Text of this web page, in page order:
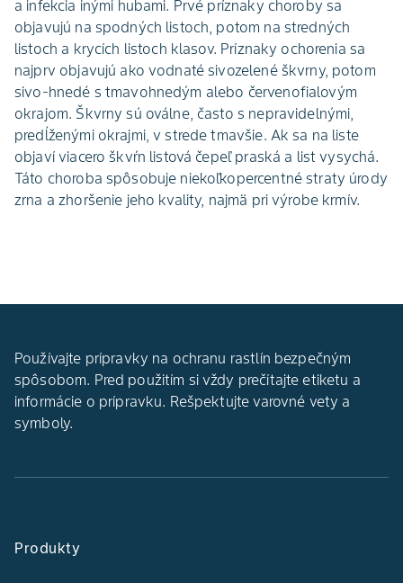
a infekcia inými hubami. Prvé príznaky choroby sa
objavujú na spodných listoch, potom na stredných
listoch a krycích listoch klasov. Príznaky ochorenia sa
najprv objavujú ako vodnaté sivozelené škvrny, potom
sivo-hnedé s tmavohnedým alebo červenofialovým
okrajom. Škvrny sú oválne, často s nepravidelnými,
predĺženými okrajmi, v strede tmavšie. Ak sa na liste
objaví viacero škvŕn listová čepeľ praská a list vysychá.
Táto choroba spôsobuje niekoľkopercentné straty úrody
zrna a zhoršenie jeho kvality, najmä pri výrobe krmív.
Používajte prípravky na ochranu rastlín bezpečným
spôsobom. Pred použitím si vždy prečítajte etiketu a
informácie o prípravku. Rešpektujte varovné vety a
symboly.
Produkty